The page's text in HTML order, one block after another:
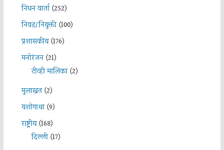
निधन वार्ता(252)
निवड/नियुक्ती(100)
प्रशासकीय(176)
मनोरंजन(21)
टीव्ही मालिका(2)
मुलाखत(2)
यशोगाथा(9)
राष्ट्रीय(168)
दिल्ली(17)